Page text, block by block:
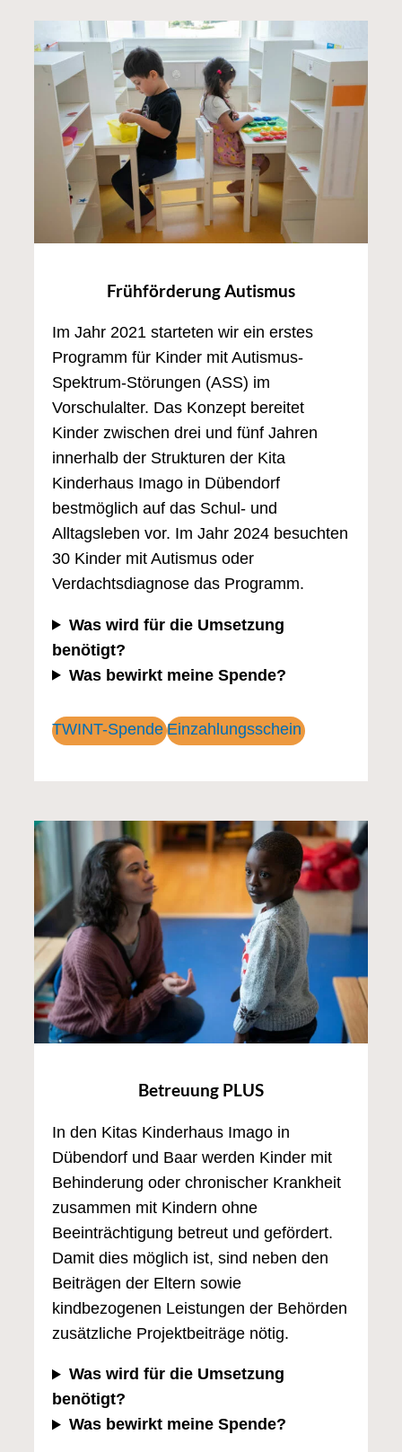
Frühförderung Autismus
Im Jahr 2021 starteten wir ein erstes
Programm für Kinder mit Autismus-
Spektrum-Störungen (ASS) im
Vorschulalter. Das Konzept bereitet
Kinder zwischen drei und fünf Jahren
innerhalb der Strukturen der Kita
Kinderhaus Imago in Dübendorf
bestmöglich auf das Schul- und
Alltagsleben vor. Im Jahr 2024 besuchten
30 Kinder mit Autismus oder
Verdachtsdiagnose das Programm.
Was wird für die Umsetzung
benötigt?
Was bewirkt meine Spende?
TWINT-Spende Einzahlungsschein
Betreuung PLUS
In den Kitas Kinderhaus Imago in
Dübendorf und Baar werden Kinder mit
Behinderung oder chronischer Krankheit
zusammen mit Kindern ohne
Beeinträchtigung betreut und gefördert.
Damit dies möglich ist, sind neben den
Beiträgen der Eltern sowie
kindbezogenen Leistungen der Behörden
zusätzliche Projektbeiträge nötig.
Was wird für die Umsetzung
benötigt?
Was bewirkt meine Spende?